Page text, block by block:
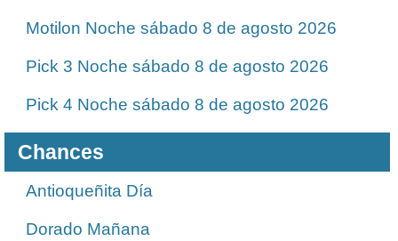
Motilon Noche sábado 8 de agosto 2026
Pick 3 Noche sábado 8 de agosto 2026
Pick 4 Noche sábado 8 de agosto 2026
Chances
Antioqueñita Día
Dorado Mañana